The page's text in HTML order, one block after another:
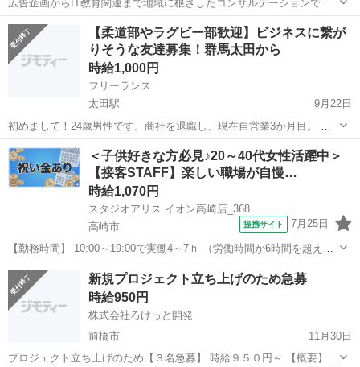
広告企画からIT教育関連まで地域に根ざしたコンサルテーションで高
い評価をいただいています。 BrainFarmは2005年に前橋で設立した中
小事業者向け広告企画・制作&インターネットサービスの会社です。
「すべての人に情...
群馬 前橋駅 その他 起業家
【柔道部やラグビー部歓迎】ビジネスに繋が
りそうな友達募集！群馬太田から
時給1,000円
フリーランス
太田駅
9月22日
初めまして！24歳男性です。商社を退職し、現在自営業3か月目。 月
収200万円を突破した記念で、ジモティーで友達募集をします。（人脈
作り） ぜひ最後まで読んでください。 【目的】 人脈作りです。 群...
群馬 太田市 太田駅 その他 自営業
＜子供好きな方必見♪20～40代女性活躍中＞
【接客STAFF】楽しい職場が自慢…
時給1,070円
スタジオアリス イオン高崎店_368
高崎市
提携サイト 7月25日
【勤務時間】 10:00～19:00で実働4～7ｈ （労働時間が6時間を超えた
場合の休憩時間は法定通り） ◆土日含む週2日～・1日4ｈ～OK ◎残業
なし ◆シフトは毎月15日頃までに翌1ヵ月の 勤務不可日をスマホで
申告♪...
群馬 高崎市 その他
新規プロジェクト立ち上げのため急募
時給950円
株式会社ろけっと開発
前橋市
11月30日
プロジェクト立ち上げのため【３名急募】 時給９５０円～ 【概要】